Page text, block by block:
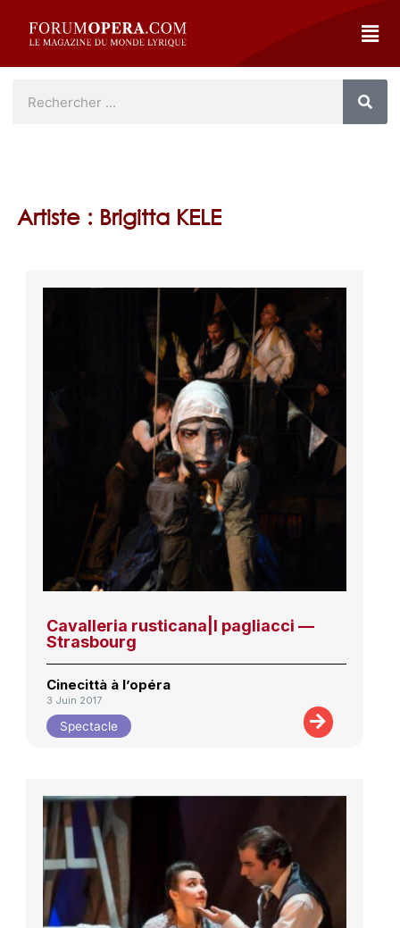
Artiste : Brigitta KELE
Cavalleria rusticana|I pagliacci —
Strasbourg
Cinecittà à l’opéra
3 Juin 2017
Spectacle